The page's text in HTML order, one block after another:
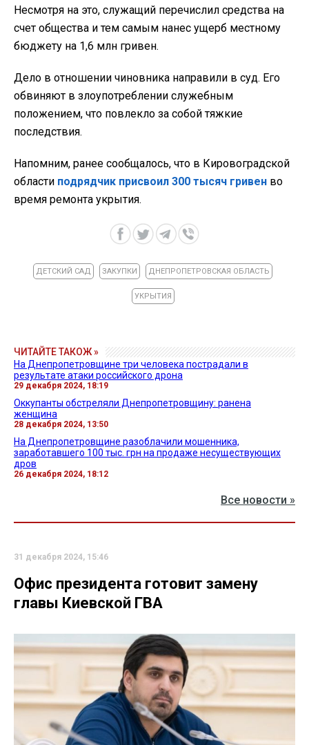
Несмотря на это, служащий перечислил средства на
счет общества и тем самым нанес ущерб местному
бюджету на 1,6 млн гривен.
Дело в отношении чиновника направили в суд. Его
обвиняют в злоупотреблении служебным
положением, что повлекло за собой тяжкие
последствия.
Напомним, ранее сообщалось, что в Кировоградской
области подрядчик присвоил 300 тысяч гривен во
время ремонта укрытия.
ДЕТСКИЙ САД ЗАКУПКИ ДНЕПРОПЕТРОВСКАЯ ОБЛАСТЬ
УКРЫТИЯ
ЧИТАЙТЕ ТАКОЖ »
На Днепропетровщине три человека пострадали в
результате атаки российского дрона
29 декабря 2024, 18:19
Оккупанты обстреляли Днепропетровщину: ранена
женщина
28 декабря 2024, 13:50
На Днепропетровщине разоблачили мошенника,
заработавшего 100 тыс. грн на продаже несуществующих
дров
26 декабря 2024, 18:12
Все новости »
31 декабря 2024, 15:46
Офис президента готовит замену
главы Киевской ГВА